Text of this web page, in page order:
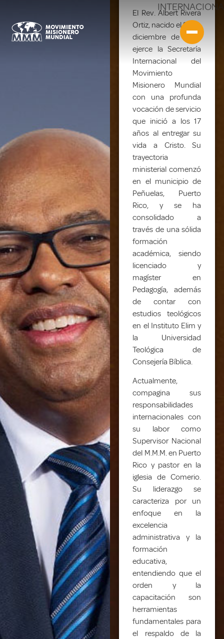
El Rev. Albert Rivera
Ortiz, nacido el 27 de
diciembre de 1961,
ejerce la Secretaría
Internacional del
Movimiento
Misionero Mundial
con una profunda
vocación de servicio
que inició a los 17
años al entregar su
vida a Cristo. Su
trayectoria
ministerial comenzó
en el municipio de
Peñuelas, Puerto
Rico, y se ha
consolidado a
través de una sólida
formación
académica, siendo
licenciado y
magíster en
Pedagogía, además
de contar con
estudios teológicos
en el Instituto Elim y
la Universidad
Teológica de
Consejería Bíblica.
Actualmente,
compagina sus
responsabilidades
internacionales con
su labor como
Supervisor Nacional
del M.M.M. en Puerto
Rico y pastor en la
iglesia de Comerio.
Su liderazgo se
caracteriza por un
enfoque en la
excelencia
administrativa y la
formación
educativa,
entendiendo que el
orden y la
capacitación son
herramientas
fundamentales para
el respaldo de la